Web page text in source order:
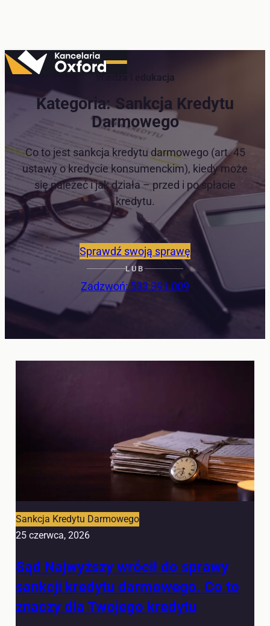
Przejdź
do
treści
Wiedza i edukacja
Kategoria:Sankcja Kredytu
Darmowego
Co to jest sankcja kredytu darmowego (art. 45
ustawy o kredycie konsumenckim), kiedy może
się należeć i jak działa – przed i po spłacie
kredytu.
Sprawdź swoją sprawę
LUB
Zadzwoń: 533 391 009
Sankcja Kredytu Darmowego
25 czerwca, 2026
Sąd Najwyższy wrócił do sprawy
sankcji kredytu darmowego. Co to
znaczy dla Twojego kredytu